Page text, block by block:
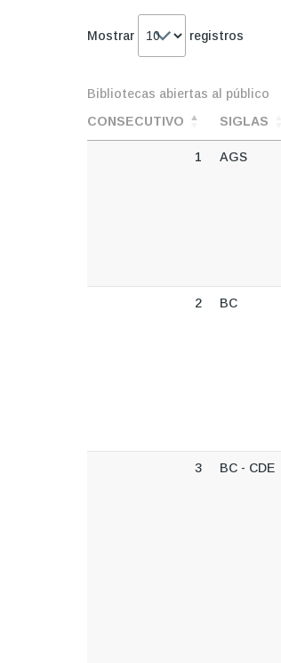
Mostrar registros
Bibliotecas abiertas al público
CONSECUTIVO
SIGLAS
1 AGS
2 BC
3 BC - CDE